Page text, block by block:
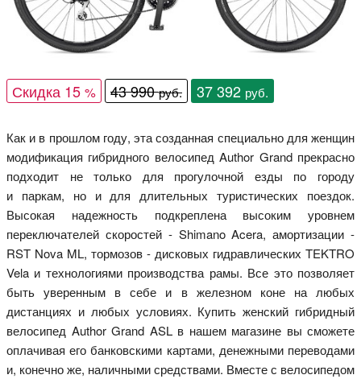
Скидка 15 % 43 990руб. 37 392 руб.
Как и в прошлом году, эта созданная специально для женщин
модификация гибридного велосипед Author Grand прекрасно
подходит не только для прогулочной езды по городу
и паркам, но и для длительных туристических поездок.
Высокая надежность подкреплена высоким уровнем
переключателей скоростей - Shimano Acera, амортизации -
RST Nova ML, тормозов - дисковых гидравлических TEKTRO
Vela и технологиями производства рамы. Все это позволяет
быть уверенным в себе и в железном коне на любых
дистанциях и любых условиях. Купить женский гибридный
велосипед Author Grand ASL в нашем магазине вы сможете
оплачивая его банковскими картами, денежными переводами
и, конечно же, наличными средствами. Вместе с велосипедом